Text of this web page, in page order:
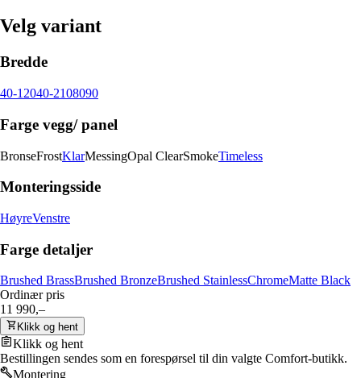
Velg variant
Bredde
40-12040-2108090
Farge vegg/ panel
BronseFrostKlarMessingOpal ClearSmokeTimeless
Monteringsside
HøyreVenstre
Farge detaljer
Brushed BrassBrushed BronzeBrushed StainlessChromeMatte Black
Ordinær pris
11 990,–
Klikk og hent
Klikk og hent
Bestillingen sendes som en forespørsel til din valgte Comfort-butikk.
Montering